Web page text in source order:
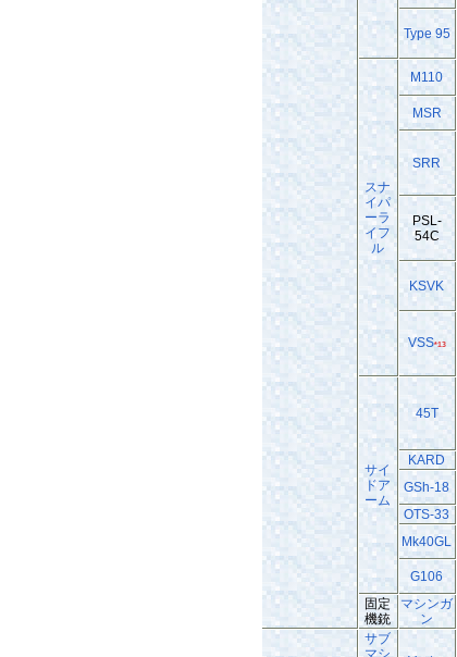
Type 95
スナ
イパ
ーラ
イフ
ル
M110
MSR
SRR
PSL-
54C
KSVK
VSS*13
サイ
ドア
ーム
45T
KARD
GSh-18
OTS-33
Mk40GL
G106
固定
機銃
マシンガ
ン
サブ
マシ